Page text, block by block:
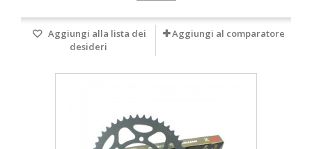
Aggiungi alla lista dei
desideri
Aggiungi al comparatore